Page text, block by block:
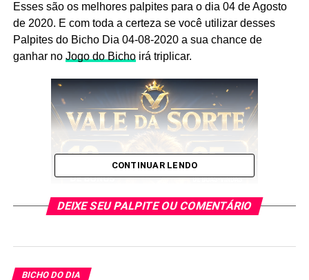
Esses são os melhores palpites para o dia 04 de Agosto
de 2020. E com toda a certeza se você utilizar desses
Palpites do Bicho Dia 04-08-2020 a sua chance de
ganhar no Jogo do Bichoirá triplicar.
Não deixe de anotar os Palpites
CONTINUAR LENDO
DEIXE SEU PALPITE OU COMENTÁRIO
BICHO DO DIA